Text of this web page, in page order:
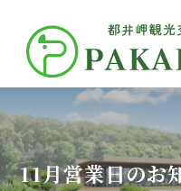
PAKALAPAKA｜都井岬観
11月営業日のお